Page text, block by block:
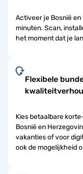
Activeer je Bosnië
minuten. Scan,
het moment dat je
Flexibele
Kies betaalbare
Bosnië en
vakanties of voor
ook de mogelijkheid